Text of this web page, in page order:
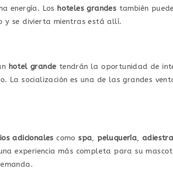
energía. Los hoteles grandes también
y se divierta mientras está allí.
hotel grande tendrán la oportunidad de
La socialización es una de las grandes
adicionales comospa, peluquería,
experiencia más completa para su